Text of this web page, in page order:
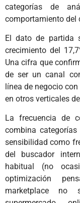
categorías de
comportamiento del
El dato de partida
crecimiento del
Una cifra que
de ser un canal
línea de negocio
en otros verticales
La frecuencia de
combina
sensibilidad como
del buscador
habitual (no
optimización
marketplace no